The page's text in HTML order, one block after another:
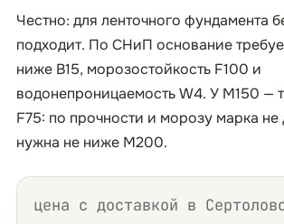
Честно: для ленточного фундамента
подходит. По СНиП основание
ниже B15, морозостойкость F100 и
водонепроницаемость W4. У М150 —
F75: по прочности и морозу марка не
нужна не ниже М200.
цена с доставкой в